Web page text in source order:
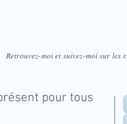
pour tous
Retrouvez-moi et suivez-moi sur les